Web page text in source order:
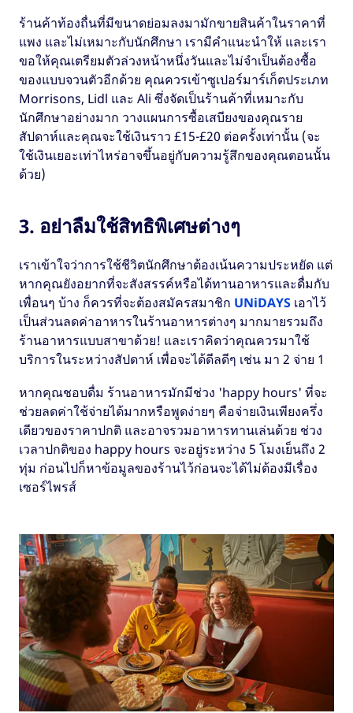
ร้านค้าท้องถื่นที่มีขนาดย่อมลงมามักขายสินค้าในราคาที่
แพง และไม่เหมาะกับนักศึกษา เรามีคำแนะนำให้ และเรา
ขอให้คุณเตรียมตัวล่วงหน้าหนึ่งวันและไม่จำเป็นต้องซื้อ
ของแบบจวนตัวอีกด้วย คุณควรเข้าซูเปอร์มาร์เก็ตประเภท
Morrisons, Lidl และ Ali ซึ่งจัดเป็นร้านค้าที่เหมาะกับ
นักศึกษาอย่างมาก วางแผนการซื้อเสบียงของคุณราย
สัปดาห์และคุณจะใช้เงินราว £15-£20 ต่อครั้งเท่านั้น (จะ
ใช้เงินเยอะเท่าไหร่อาจขึ้นอยู่กับความรู้สึกของคุณตอนนั้น
ด้วย)
3. อย่าลืมใช้สิทธิพิเศษต่างๆ
เราเข้าใจว่าการใช้ชีวิตนักศึกษาต้องเน้นความประหยัด แต่
หากคุณยังอยากที่จะสังสรรค์หรือได้ทานอาหารและดื่มกับ
เพื่อนๆ บ้าง ก็ควรที่จะต้องสมัครสมาชิก UNiDAYS เอาไว้
เป็นส่วนลดค่าอาหารในร้านอาหารต่างๆ มากมายรวมถึง
ร้านอาหารแบบสาขาด้วย! และเราคิดว่าคุณควรมาใช้
บริการในระหว่างสัปดาห์ เพื่อจะได้ดีลดีๆ เช่น มา 2 จ่าย 1
หากคุณชอบดื่ม ร้านอาหารมักมีช่วง 'happy hours' ที่จะ
ช่วยลดค่าใช้จ่ายได้มากหรือพูดง่ายๆ คือจ่ายเงินเพียงครึ่ง
เดียวของราคาปกติ และอาจรวมอาหารทานเล่นด้วย ช่วง
เวลาปกติของ happy hours จะอยู่ระหว่าง 5 โมงเย็นถึง 2
ทุ่ม ก่อนไปก็หาข้อมูลของร้านไว้ก่อนจะได้ไม่ต้องมีเรื่อง
เซอร์ไพรส์